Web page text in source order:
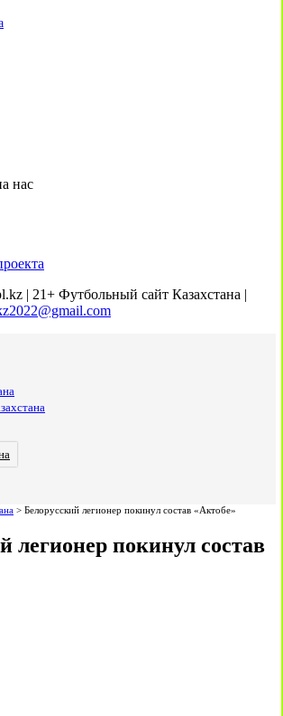
нас
| 21+ Футбольный сайт Казахстана |
> Белорусский легионер покинул состав «Актобе»
легионер покинул состав